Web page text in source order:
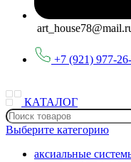
+7 (921) 977-
КАТАЛОГ
Выберите категорию
аксиальные